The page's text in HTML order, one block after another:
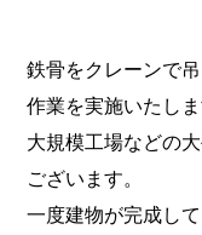
鉄骨をクレーンで
作業を実施いたし
大規模工場などの
ございます。
一度建物が完成し